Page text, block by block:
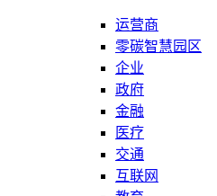
运营商
零碳智慧园区
企业
政府
金融
医疗
交通
互联网